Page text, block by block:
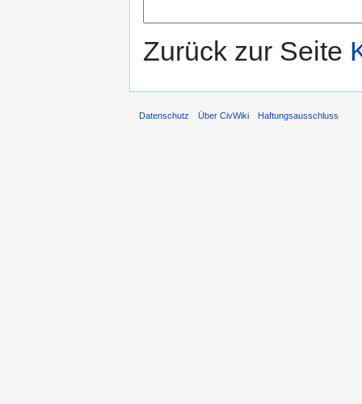
Zurück zur Seite
Datenschutz Über CivWiki Haftungsausschluss